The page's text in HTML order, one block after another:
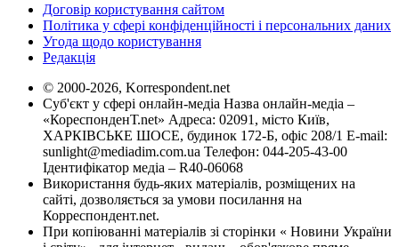
Договір користування сайтом
Політика у сфері конфіденційності і персональних даних
Угода щодо користування
Редакція
© 2000-2026, Korrespondent.net
Суб'єкт у сфері онлайн-медіа Назва онлайн-медіа –
«КореспонденТ.net» Адреса: 02091, місто Київ,
ХАРКІВСЬКЕ ШОСЕ, будинок 172-Б, офіс 208/1 E-mail:
sunlight@mediadim.com.ua Телефон: 044-205-43-00
Ідентифікатор медіа – R40-06068
Використання будь-яких матеріалів, розміщених на
сайті, дозволяється за умови посилання на
Корреспондент.net.
При копіюванні матеріалів зі сторінки « Новини України